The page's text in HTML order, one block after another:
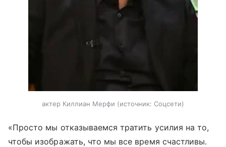
актер Киллиан Мерфи источник: Соцсети
«Просто мы отказываемся тратить усилия на то,
чтобы изображать, что мы все время счастливы.